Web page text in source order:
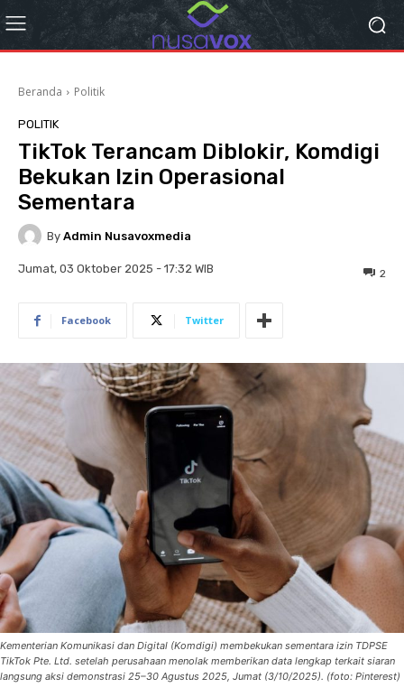
Beranda Politik
POLITIK
TikTok Terancam Diblokir, Komdigi
Bekukan Izin Operasional
Sementara
By Admin Nusavoxmedia
Jumat, 03 Oktober 2025 - 17:32 WIB 2
Facebook Twitter
Kementerian Komunikasi dan Digital (Komdigi) membekukan sementara izin TDPSE
TikTok Pte. Ltd. setelah perusahaan menolak memberikan data lengkap terkait siaran
langsung aksi demonstrasi 25–30 Agustus 2025, Jumat (3/10/2025). (foto: Pinterest)